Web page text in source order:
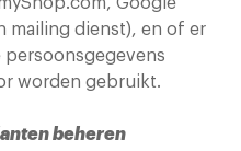
Google
mailing dienst), en of er
worden gebruikt.
beheren